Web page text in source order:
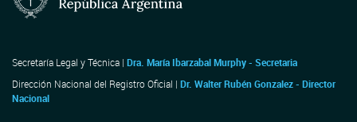
Secretaría Legal y Técnica | Dra. María Ibarzabal Murphy - Secretaria
Dirección Nacional del Registro Oficial | Dr. Walter Rubén Gonzalez - Director
Nacional